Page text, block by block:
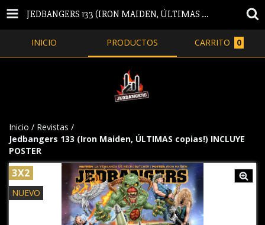
JEDBANGERS 133 (IRON MAIDEN, ÚLTIMAS COPIAS!) INCLUYE POSTER
INICIO PRODUCTOS CARRITO 0
Inicio / Revistas /
Jedbangers 133 (Iron Maiden, ÚLTIMAS copias!) INCLUYE
POSTER
3X2
NUEVO